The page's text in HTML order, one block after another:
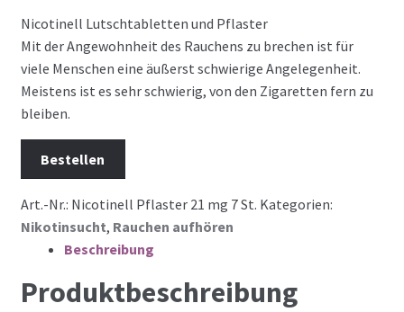
Nicotinell Lutschtabletten und Pflaster
Mit der Angewohnheit des Rauchens zu brechen ist für
viele Menschen eine äußerst schwierige Angelegenheit.
Meistens ist es sehr schwierig, von den Zigaretten fern zu
bleiben.
Bestellen
Art.-Nr.: Nicotinell Pflaster 21 mg 7 St. Kategorien:
Nikotinsucht, Rauchen aufhören
Beschreibung
Produktbeschreibung